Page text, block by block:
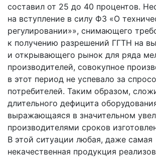
составил от 25 до 40 процентов.
на вступление в силу ФЗ «О
регулировании»», снимающего
к получению разрешений ГГТН на
и открывающего рынок для ряда
производителей, совокупное
в этот период не успевало за
потребителей. Таким образом,
длительного дефицита
выражающаяся в значительном
производителями сроков
В этой ситуации любая, даже самая
некачественная продукция